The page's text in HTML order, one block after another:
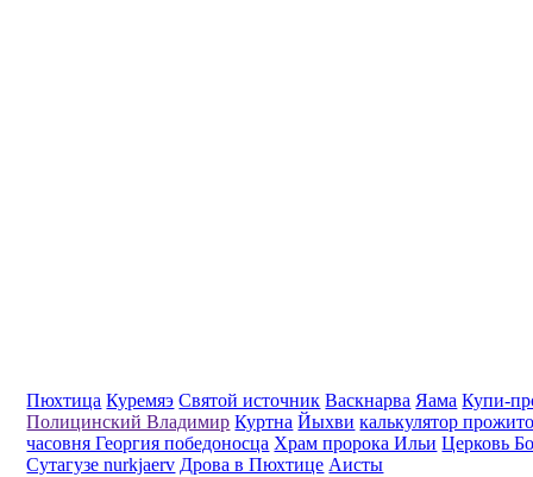
Пюхтица Куремяэ Святой источник Васкнарва Яама Купи-
Полицинский Владимир Куртна Йыхви калькулятор
часовня Георгия победоносца Храм пророка Ильи Церковь
Сутагузе nurkjaerv Дрова в Пюхтице Аисты